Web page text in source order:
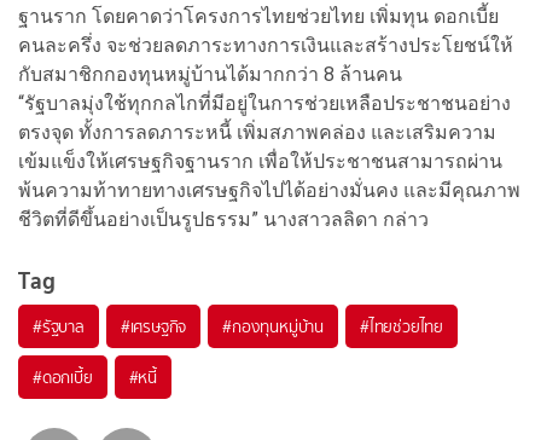
ฐานราก โดยคาดว่าโครงการไทยช่วยไทย เพิ่มทุน ดอกเบี้ย
คนละครึ่ง จะช่วยลดภาระทางการเงินและสร้างประโยชน์ให้
กับสมาชิกกองทุนหมู่บ้านได้มากกว่า 8 ล้านคน
“รัฐบาลมุ่งใช้ทุกกลไกที่มีอยู่ในการช่วยเหลือประชาชนอย่าง
ตรงจุด ทั้งการลดภาระหนี้ เพิ่มสภาพคล่อง และเสริมความ
เข้มแข็งให้เศรษฐกิจฐานราก เพื่อให้ประชาชนสามารถผ่าน
พ้นความท้าทายทางเศรษฐกิจไปได้อย่างมั่นคง และมีคุณภาพ
ชีวิตที่ดีขึ้นอย่างเป็นรูปธรรม” นางสาวลลิดา กล่าว
Tag
#รัฐบาล #เศรษฐกิจ #กองทุนหมู่บ้าน #ไทยช่วยไทย
#ดอกเบี้ย #หนี้